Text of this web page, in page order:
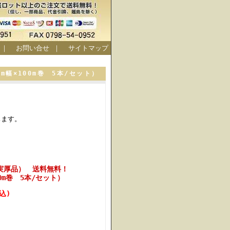
｜ お問い合せ｜ サイトマップ
幅×100m巻 5本/セット）
す。
厚品） 送料無料！
巻 5本/セット）
)